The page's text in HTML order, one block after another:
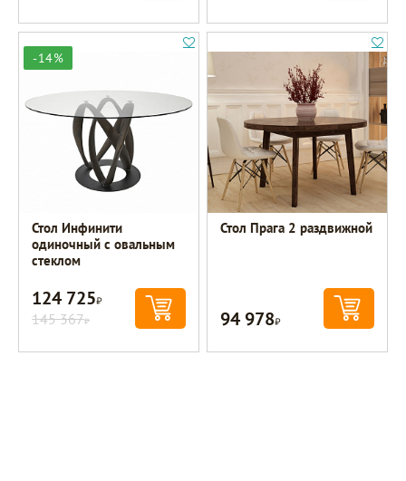
-14%
Стол Инфинити
одиночный с овальным
стеклом
124 725Р
145 367Р
Стол Прага 2 раздвижной
94 978Р